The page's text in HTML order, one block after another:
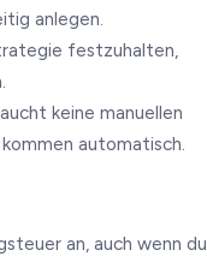
anlegen.
festzuhalten,
keine manuellen
automatisch.
an, auch wenn du